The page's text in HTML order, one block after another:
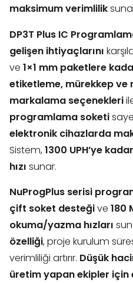
maksimum verimlilik
DP3T Plus IC
gelişen ihtiyaçlarını
ve1×1 mm paketlere
etiketleme, mürekkep ve
markalama seçenekleri
programlama soketi
elektronik cihazlarda
Sistem,1300 UPH’ye kadar
hızı sunar.
NuProgPlus serisi
çift soket desteğive180
okuma/yazma hızları
özelliği, proje kurulum
verimliliği artırır. Düşük
üretim yapan ekipler için